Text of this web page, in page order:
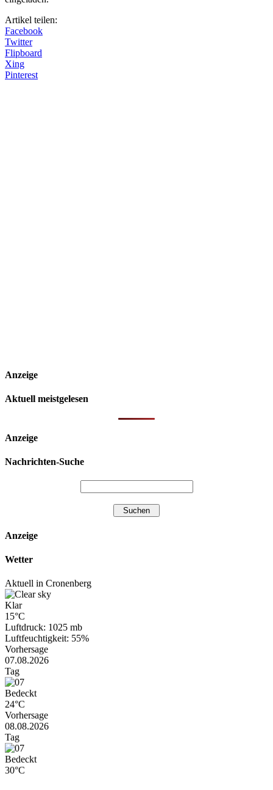
Artikel teilen:
Facebook
Twitter
Flipboard
Xing
Pinterest
Anzeige
Aktuell meistgelesen
Anzeige
Nachrichten-Suche
Anzeige
Wetter
Aktuell in Cronenberg
Klar
15°C
Luftdruck: 1025 mb
Luftfeuchtigkeit: 55%
Vorhersage
07.08.2026
Tag
Bedeckt
24°C
Vorhersage
08.08.2026
Tag
Bedeckt
30°C